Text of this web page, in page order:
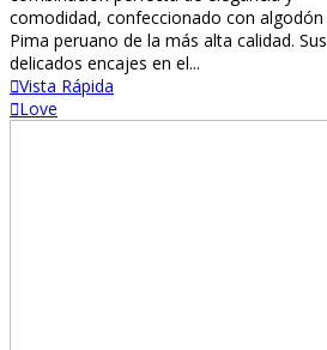
comodidad, confeccionado con algodón
Pima peruano de la más alta calidad. Sus
delicados encajes en el...
Vista Rápida
Love